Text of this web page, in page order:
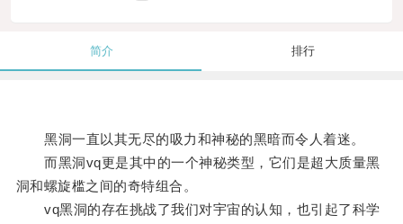
简介 排行
黑洞一直以其无尽的吸力和神秘的黑暗而令人着迷。
而黑洞vq更是其中的一个神秘类型，它们是超大质量黑
洞和螺旋槛之间的奇特组合。
vq黑洞的存在挑战了我们对宇宙的认知，也引起了科学